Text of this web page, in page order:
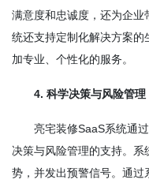
满意度和忠诚度，还为企业
统还支持定制化解决方案的
加专业、个性化的服务。
4. 科学决策与风险管理
亮宅装修SaaS系统通
决策与风险管理的支持。
势，并发出预警信号。通